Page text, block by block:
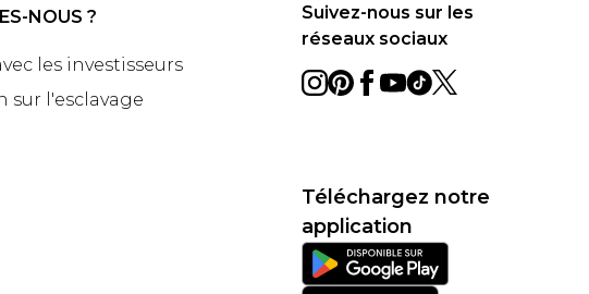
NOUS ?
les investisseurs
sur l'esclavage
Suivez-nous sur les
réseaux sociaux
Téléchargez notre
application